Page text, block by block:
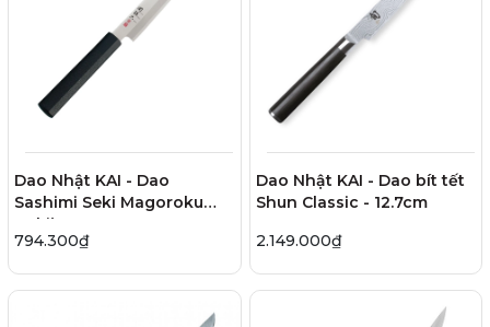
Dao Nhật KAI - Dao
Sashimi Seki Magoroku
Hekiju - 21cm
794.300₫
Dao Nhật KAI - Dao bít tết
Shun Classic - 12.7cm
2.149.000₫